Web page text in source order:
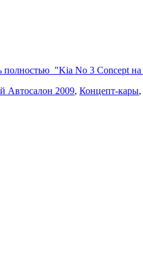
полностью "Kia No 3 Concept на
Автосалон 2009, Концепт-кары,